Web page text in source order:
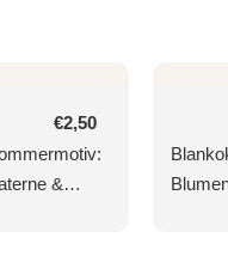
Normaler
Preis
€2,50
&